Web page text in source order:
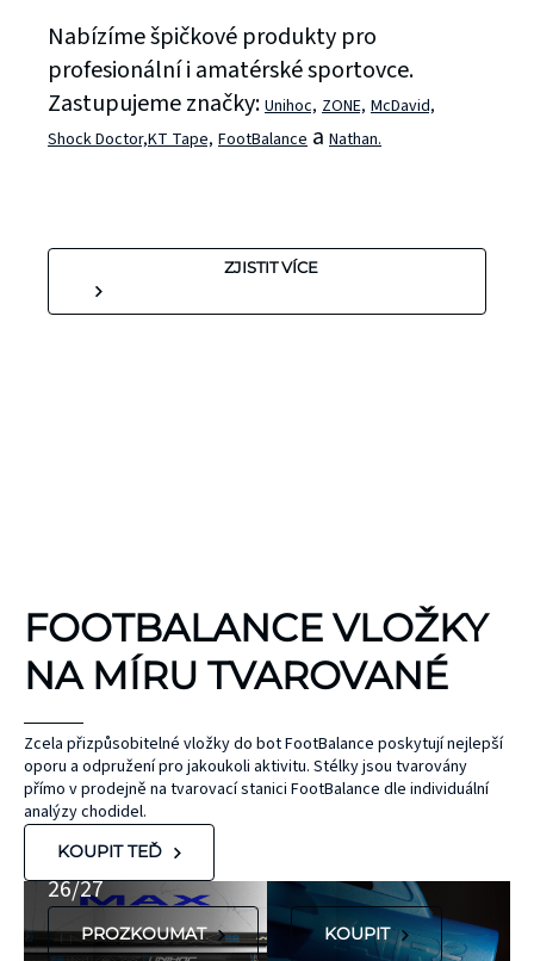
Nabízíme špičkové produkty pro
profesionální i amatérské sportovce.
Zastupujeme značky: Unihoc, ZONE, McDavid,
Shock Doctor,KT Tape, FootBalance a Nathan.
ZJISTIT VÍCE
FOOTBALANCE VLOŽKY
NA MÍRU TVAROVANÉ
Zcela přizpůsobitelné vložky do bot FootBalance poskytují nejlepší
oporu a odpružení pro jakoukoli aktivitu. Stélky jsou tvarovány
přímo v prodejně na tvarovací stanici FootBalance dle individuální
analýzy chodidel.
KOUPIT TEĎ
UNIHOC
MAX
Nová kolekce
26/27
PROZKOUMAT
ČEPEL
ZONE
KOUPIT
KINEZIOLOGICKÉ
TEJPY
KT TAPE
bez latexu a
přírodního
hypoalergenní,
neobsahují latex
ani přírodní